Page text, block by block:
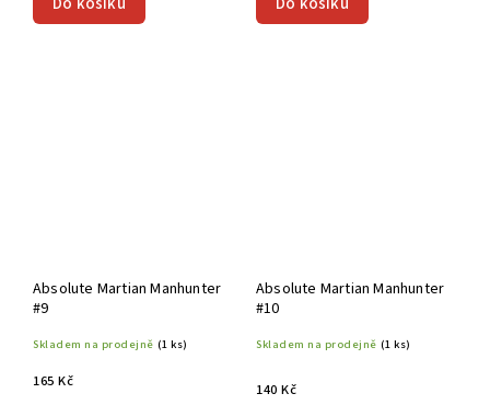
Absolute Martian Manhunter
#9
Skladem na prodejně (1 ks)
165 Kč
Absolute Martian Manhunter
#10
Skladem na prodejně (1 ks)
140 Kč